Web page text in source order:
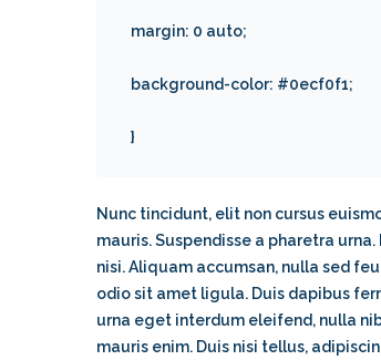
margin: 0 auto;
background-color: #0ecf0f1;
}
Nunc tincidunt, elit non cursus
mauris. Suspendisse a pharetra
nisi. Aliquam accumsan, nulla sed
odio sit amet ligula. Duis dapibus
urna eget interdum eleifend, nulla
mauris enim. Duis nisi tellus,